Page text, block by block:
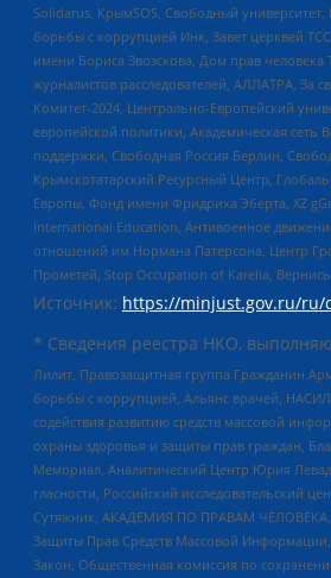
Solidarus, КрымSOS, Свободный
борьбы с коррупцией Инк, Завет церквей
имени Бориса Звозскова, Дом прав
журналистов расследователей, АЛЛАТРА, За
Комитет-2024, Центрально-Европейский
европейской политики, Академическая сеть
поддержки, Свободная Россия Берлин,
Крымскотатарский Ресурсный Центр,
Европы, Фонд имени Фридриха Эберта, XZ
International Education, Антивоенное
отношений им Нормана Патерсона, Центр
Прометей, Stop Occupation of Karelia,
Источник: https://minjust.gov.ru/ru/
* Сведения реестра НКО,
Лилит, Правозащитная группа
борьбы с коррупцией, Альянс врачей,
содействия развитию средств массовой
охраны здоровья и защиты прав граждан,
Мемориал, Аналитический Центр Юрия
гласности, Российский исследовательский
Сутяжник, АКАДЕМИЯ ПО ПРАВАМ ЧЕЛОВЕКА,
Защиты Прав Средств Массовой Информации,
Закон, Общественная комиссия по